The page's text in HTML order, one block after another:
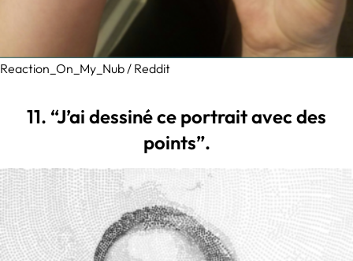
Reaction_On_My_Nub / Reddit
11. “J’ai dessiné ce portrait avec des
points”.